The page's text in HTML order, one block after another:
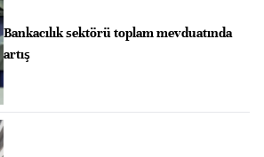
Bankacılık sektörü toplam mevduatında
artış